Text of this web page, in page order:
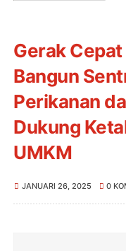
Gerak
Bangun
Perikanan
Dukung
UMKM
JANUARI 26, 2025 0